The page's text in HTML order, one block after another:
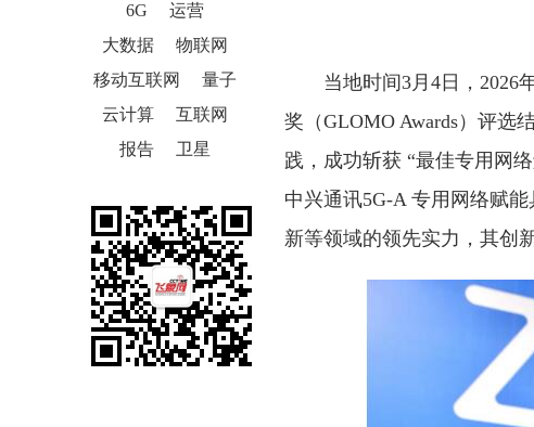
6G
运营
大数据
物联网
移动互联网
量子
云计算
互联网
报告
卫星
当地时间3月4日，2026
奖（GLOMO Awards）评选
践，成功斩获 “最佳专用网
中兴通讯5G-A 专用网络赋
新等领域的领先实力，其创